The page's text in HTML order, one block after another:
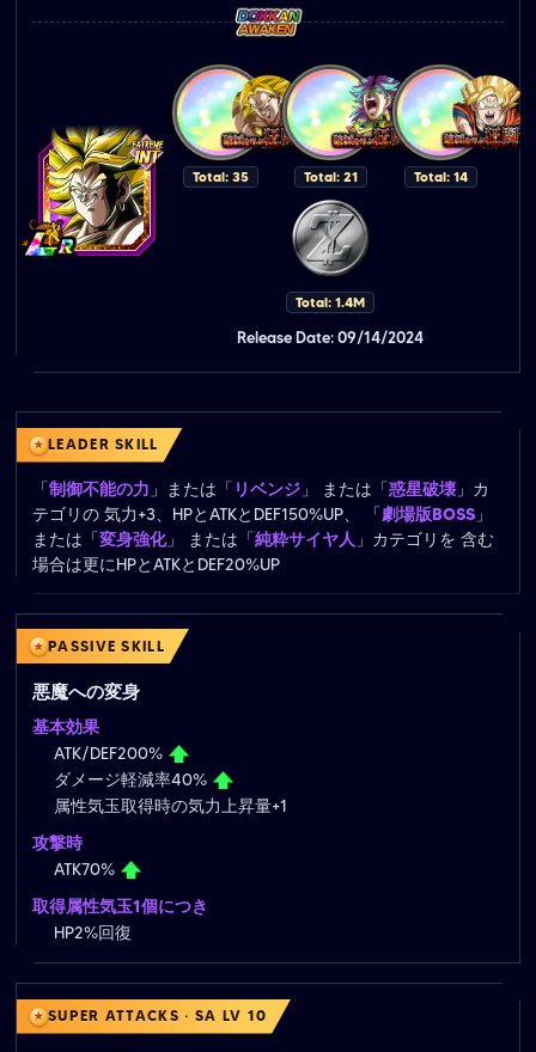
LEADER SKILL
「制御不能の力 」または「 リベンジ 」 または「惑星破壊 」カ
テゴリの 気力+3、HPとATKとDEF150%UP、 「劇場版BOSS 」
または「変身強化」 または「純粋サイヤ人 」カテゴリを 含む
場合は更にHPとATKとDEF20%UP
PASSIVE SKILL
悪魔への変身
基本効果
ATK/DEF200%
ダメージ軽減率40%
属性気玉取得時の気力上昇量+1
攻撃時
ATK70%
取得属性気玉1個につき
HP2%回復
SUPER ATTACKS · SA LV 10
Total: 35 Total: 21 Total: 14
Total: 1.4M
Release Date: 09/14/2024